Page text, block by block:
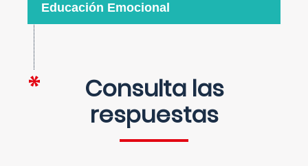
Educación Emocional
Consulta las
respuestas